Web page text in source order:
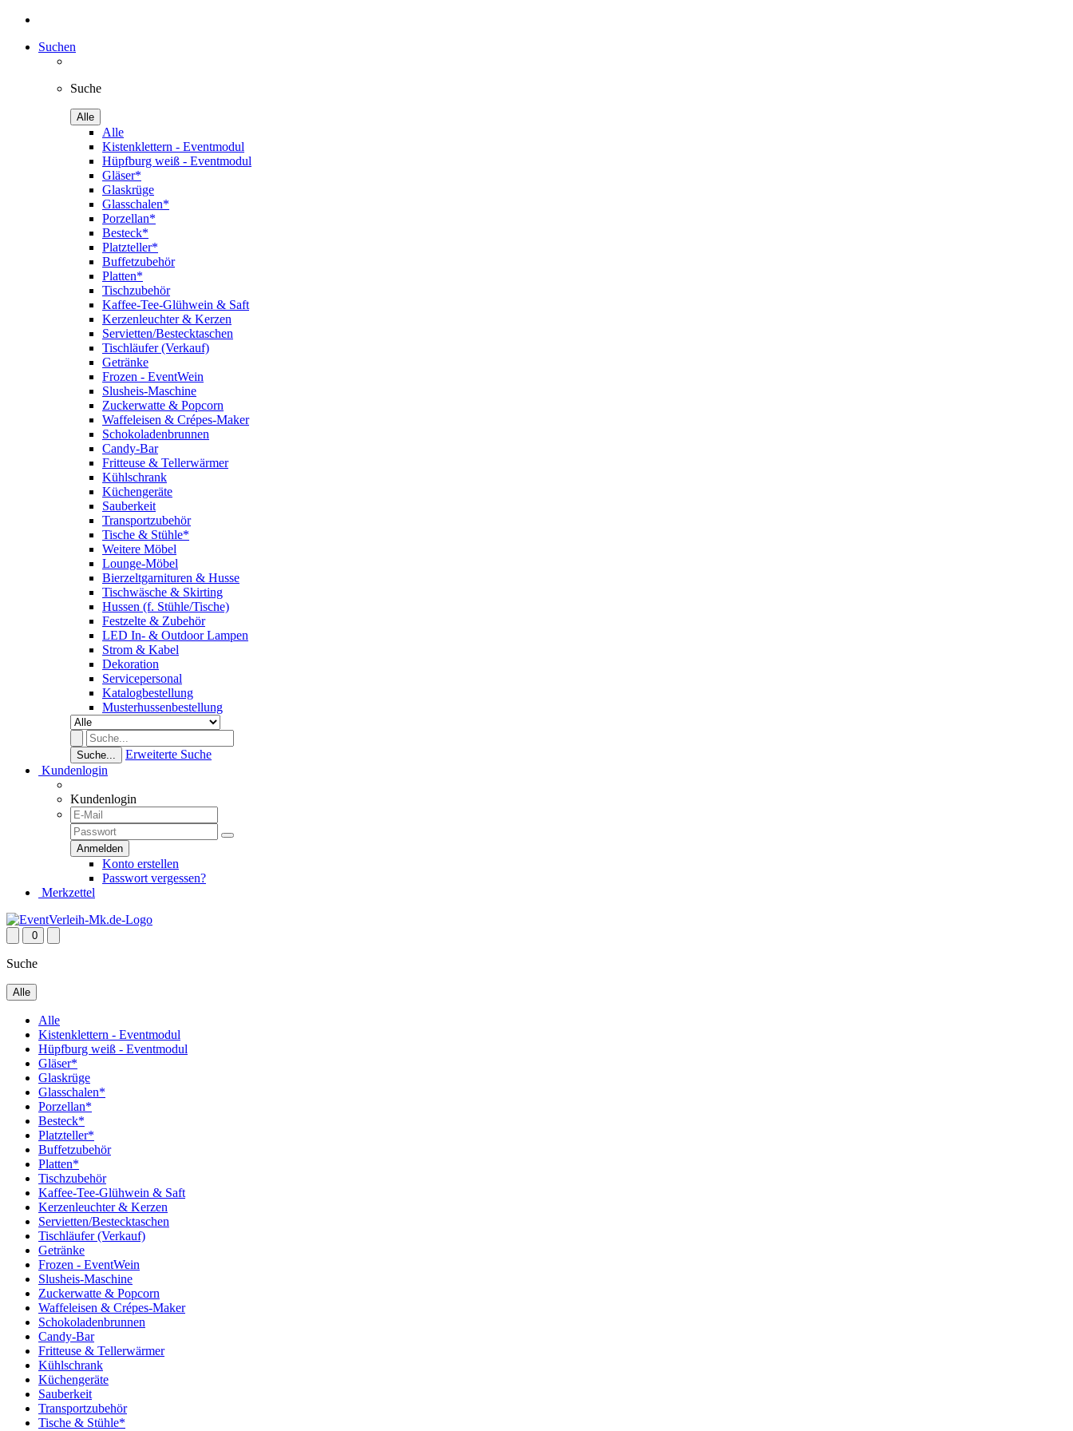
Suchen
Suche
Alle
Alle
Kistenklettern - Eventmodul
Hüpfburg weiß - Eventmodul
Gläser*
Glaskrüge
Glasschalen*
Porzellan*
Besteck*
Platzteller*
Buffetzubehör
Platten*
Tischzubehör
Kaffee-Tee-Glühwein & Saft
Kerzenleuchter & Kerzen
Servietten/Bestecktaschen
Tischläufer (Verkauf)
Getränke
Frozen - EventWein
Slusheis-Maschine
Zuckerwatte & Popcorn
Waffeleisen & Crépes-Maker
Schokoladenbrunnen
Candy-Bar
Fritteuse & Tellerwärmer
Kühlschrank
Küchengeräte
Sauberkeit
Transportzubehör
Tische & Stühle*
Weitere Möbel
Lounge-Möbel
Bierzeltgarnituren & Husse
Tischwäsche & Skirting
Hussen (f. Stühle/Tische)
Festzelte & Zubehör
LED In- & Outdoor Lampen
Strom & Kabel
Dekoration
Servicepersonal
Katalogbestellung
Musterhussenbestellung
Suche...
Erweiterte Suche
Kundenlogin
Kundenlogin
Konto erstellen
Passwort vergessen?
Merkzettel
0
Suche
Alle
Alle
Kistenklettern - Eventmodul
Hüpfburg weiß - Eventmodul
Gläser*
Glaskrüge
Glasschalen*
Porzellan*
Besteck*
Platzteller*
Buffetzubehör
Platten*
Tischzubehör
Kaffee-Tee-Glühwein & Saft
Kerzenleuchter & Kerzen
Servietten/Bestecktaschen
Tischläufer (Verkauf)
Getränke
Frozen - EventWein
Slusheis-Maschine
Zuckerwatte & Popcorn
Waffeleisen & Crépes-Maker
Schokoladenbrunnen
Candy-Bar
Fritteuse & Tellerwärmer
Kühlschrank
Küchengeräte
Sauberkeit
Transportzubehör
Tische & Stühle*